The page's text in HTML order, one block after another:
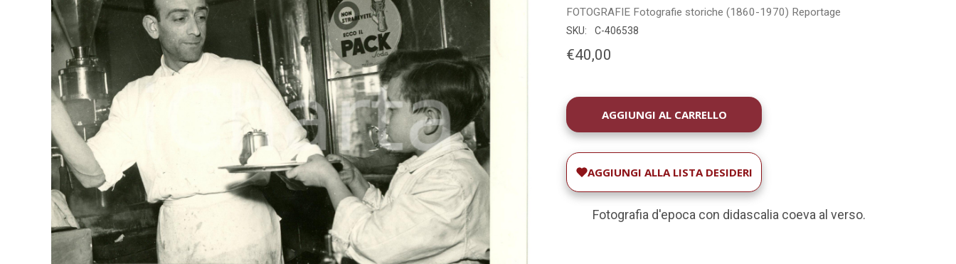
FOTOGRAFIE Fotografie storiche (1860-1970) Reportage
SKU: C-406538
€40,00
DISPONIBILITÀ
ATTUALE:
AGGIUNGI ALLA LISTA DESIDERI
Fotografia d'epoca con didascalia coeva al verso.